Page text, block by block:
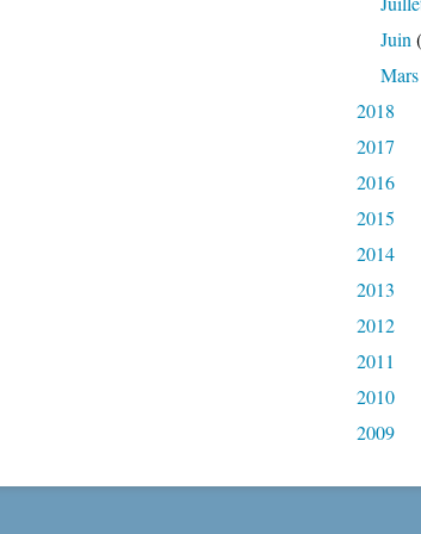
Juin
Mars
2018
2017
2016
2015
2014
2013
2012
2011
2010
2009